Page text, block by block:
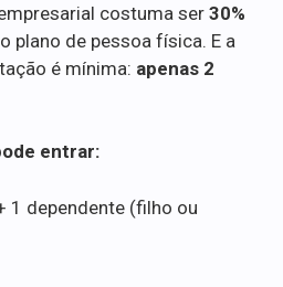
costuma ser 30%
plano de pessoa física. E a
é mínima: apenas 2
entrar:
1 dependente (filho ou